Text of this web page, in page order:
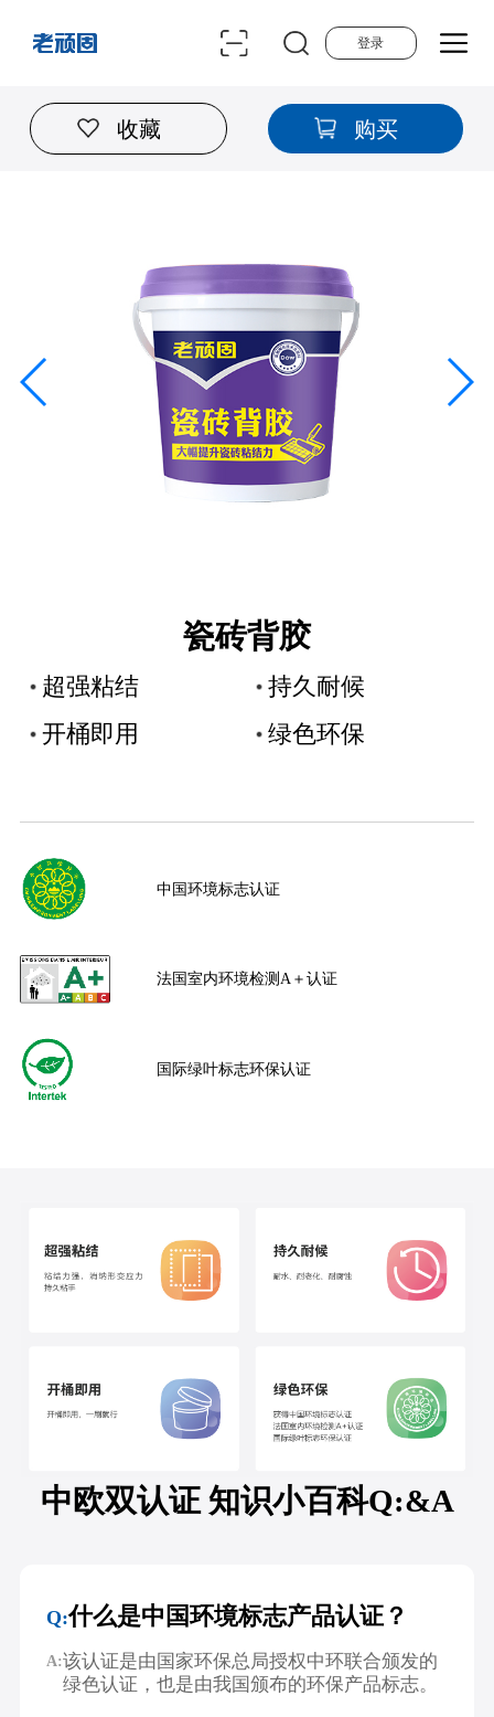
登录
收藏 购买
瓷砖背胶
超强粘结
持久耐候
开桶即用
绿色环保
中国环境标志认证
法国室内环境检测A＋认证
国际绿叶标志环保认证
中欧双认证 知识小百科Q:&A
Q:什么是中国环境标志产品认证？
A:该认证是由国家环保总局授权中环联合颁发的
绿色认证，也是由我国颁布的环保产品标志。